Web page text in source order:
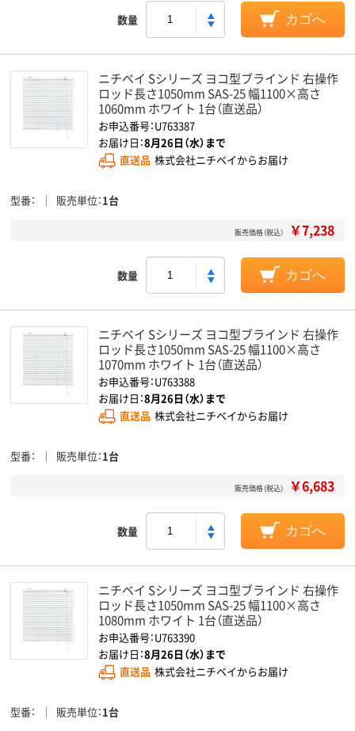
数量 カゴへ
ニチベイ Sシリーズ ヨコ型ブラインド 右操作
ロッド長さ1050mm SAS-25 幅1100×高さ
1060mm ホワイト 1台（直送品）
お申込番号：U763387
お届け日：8月26日（水）まで
直送品 株式会社ニチベイからお届け
型番 販売単位 1台
販売価格（税込） ￥7,238
数量 カゴへ
ニチベイ Sシリーズ ヨコ型ブラインド 右操作
ロッド長さ1050mm SAS-25 幅1100×高さ
1070mm ホワイト 1台（直送品）
お申込番号：U763388
お届け日：8月26日（水）まで
直送品 株式会社ニチベイからお届け
型番 販売単位 1台
販売価格（税込） ￥6,683
数量 カゴへ
ニチベイ Sシリーズ ヨコ型ブラインド 右操作
ロッド長さ1050mm SAS-25 幅1100×高さ
1080mm ホワイト 1台（直送品）
お申込番号：U763390
お届け日：8月26日（水）まで
直送品 株式会社ニチベイからお届け
型番 販売単位 1台